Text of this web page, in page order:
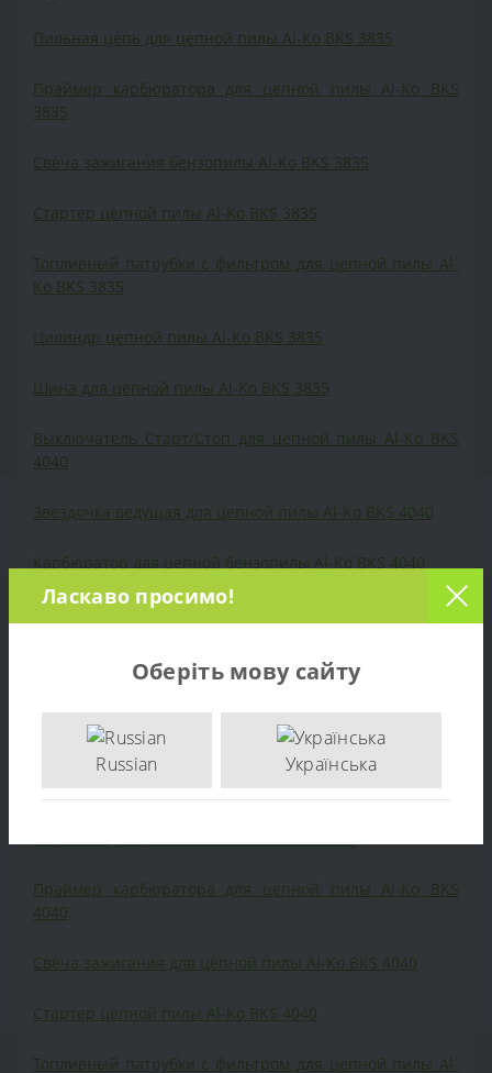
Пильная цепь для цепной пилы Al-Ko BKS 3835
Праймер карбюратора для цепной пилы Al-Ko BKS
3835
Свеча зажигания бензопилы Al-Ko BKS 3835
Cтартер цепной пилы Al-Ko BKS 3835
Топливный патрубки с фильтром для цепной пилы Al-
Ko BKS 3835
Цилиндр цепной пилы Al-Ko BKS 3835
Шина для цепной пилы Al-Ko BKS 3835
Выключатель Старт/Стоп для цепной пилы Al-Ko BKS
4040
Звездочка ведущая для цепной пилы Al-Ko BKS 4040
Карбюратор для цепной бензопилы Al-Ko BKS 4040
Катушка зажигания для цепной пилы Al-Ko BKS 4040
Крышка тормоза цепи в сборе для бензопилы Al-Ko
Маслонасос для бензопилы Al-Ko BKS 4040
Муфта сцепления для цепной пилы Al-Ko BKS 4040
Праймер карбюратора для цепной пилы Al-Ko BKS
4040
Свеча зажигания для цепной пилы Al-Ko BKS 4040
Cтартер цепной пилы Al-Ko BKS 4040
Топливный патрубки с фильтром для цепной пилы Al-
Ласкаво просимо!
Оберіть мову сайту
Russian Українська